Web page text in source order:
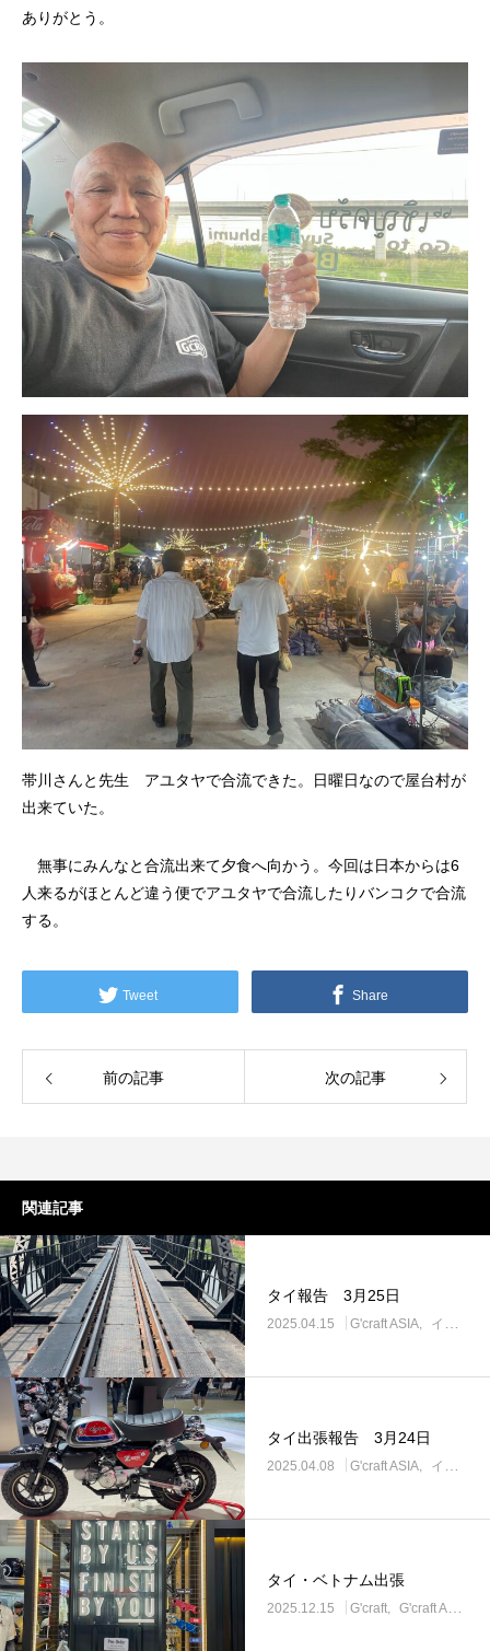
ありがとう。
帯川さんと先生 アユタヤで合流できた。日曜日なので屋台村が
出来ていた。
無事にみんなと合流出来て夕食へ向かう。今回は日本からは6
人来るがほとんど違う便でアユタヤで合流したりバンコクで合流
する。
Tweet Share
前の記事 次の記事
関連記事
タイ報告 3月25日
2025.04.15 G'craft ASIA イベント
タイ出張報告 3月24日
2025.04.08 G'craft ASIA イベント
タイ・ベトナム出張
2025.12.15 G'craft G'craft ASIA